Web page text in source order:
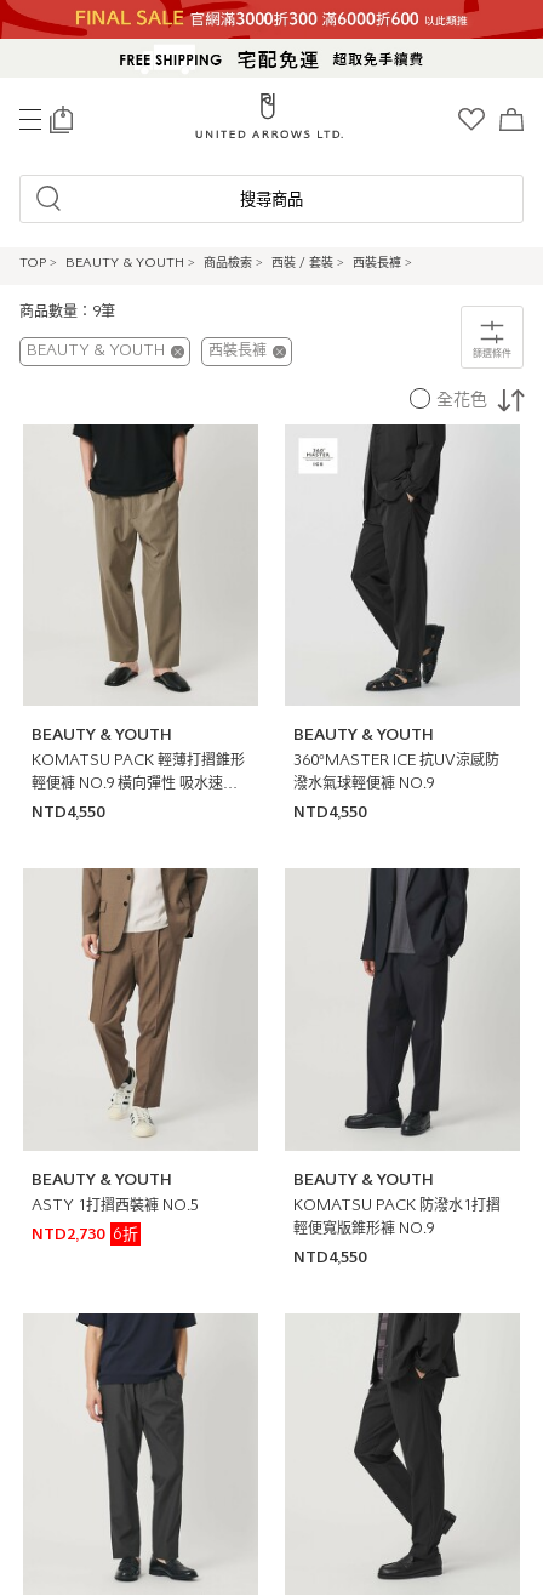
搜尋商品
TOP > BEAUTY & YOUTH > 商品檢索 > 西裝 / 套裝 > 西裝長褲 >
商品數量：9筆
篩選條件
BEAUTY & YOUTH 西裝長褲
全花色
BEAUTY & YOUTH
KOMATSU PACK 輕薄打摺錐形
輕便褲 NO.9 橫向彈性 吸水速乾
抗UV
NTD4,550
BEAUTY & YOUTH
360°MASTER ICE 抗UV涼感防
潑水氣球輕便褲 NO.9
NTD4,550
BEAUTY & YOUTH
ASTY 1打摺西裝褲 NO.5
NTD2,730
6折
BEAUTY & YOUTH
KOMATSU PACK 防潑水1打摺
輕便寬版錐形褲 NO.9
NTD4,550